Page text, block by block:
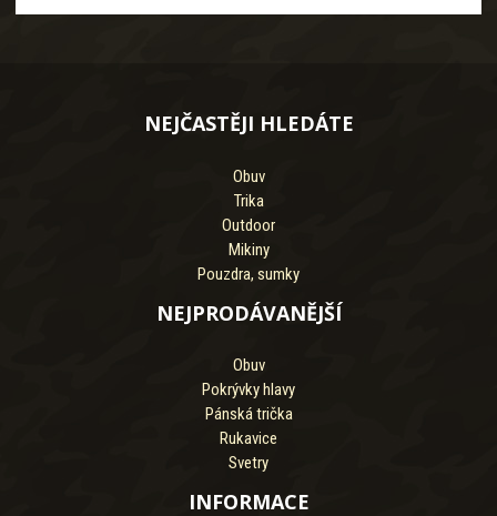
NEJČASTĚJI HLEDÁTE
Obuv
Trika
Outdoor
Mikiny
Pouzdra, sumky
NEJPRODÁVANĚJŠÍ
Obuv
Pokrývky hlavy
Pánská trička
Rukavice
Svetry
INFORMACE